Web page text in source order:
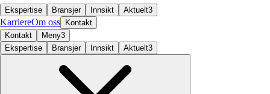
Ekspertise Bransjer Innsikt Aktuelt3
KarriereOm oss
Kontakt
Kontakt
Meny3
Ekspertise
Bransjer Innsikt Aktuelt3